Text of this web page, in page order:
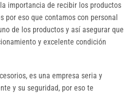
importancia de recibir los productos
por eso que contamos con personal
de los productos y así asegurar que
y excelente condición
es una empresa seria y
y su seguridad, por eso te